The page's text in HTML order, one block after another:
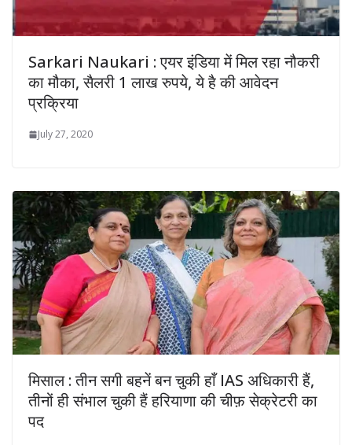
Sarkari Naukari : एयर इंडिया में मिल रहा नौकरी
का मौका, सैलरी 1 लाख रुपये, ये है की आवेदन
प्रक्रिया
July 27, 2020
मिसाल : तीन सगी बहनें बन चुकी हाँ IAS अधिकारी हैं,
तीनों ही संभाल चुकी हैं हरियाणा की चीफ़ सेक्रेटरी का
पद